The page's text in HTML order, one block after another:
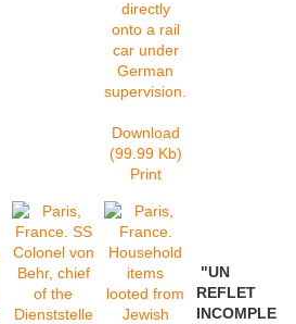
Download
(99.99 Kb)
Print
"UN
REFLET
INCOMPLE